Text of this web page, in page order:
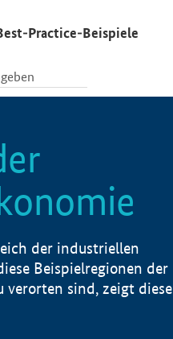
Practice-Beispiele
der industriellen
Beispielregionen der
sind, zeigt diese